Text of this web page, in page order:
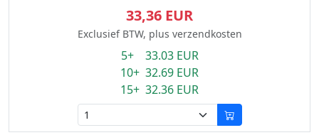
33,36 EUR
Exclusief BTW, plus verzendkosten
5+ 33.03 EUR
10+ 32.69 EUR
15+ 32.36 EUR